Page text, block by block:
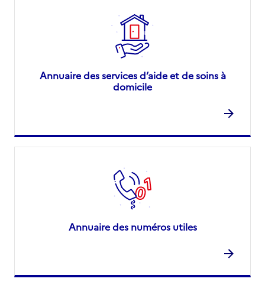
Annuaire des services d’aide et de soins à
domicile
Annuaire des numéros utiles